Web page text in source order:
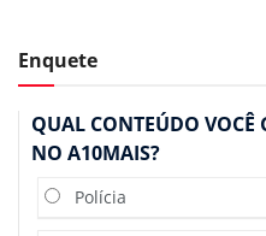
Enquete
QUAL CONTEÚDO
NO A10MAIS?
Polícia